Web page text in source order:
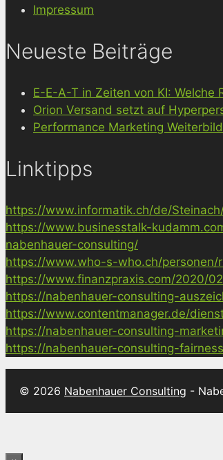
Impressum
Neueste Beiträge
E-E-A-T in Zeiten von KI: Welche
Orion Versand setzt auf
Performance Marketing
Linktipps
https://www.informatik.ch/de/
https://www.businesstalk-
nabenhauer-consulting/
https://www.who-s-who.ch/
https://www.finanzpraxis.com/2020/
https://nabenhauer-consulting-
https://www.contentmanager.de/
https://nabenhauer-consulting-
https://nabenhauer-consulting-
© 2026 Nabenhauer Consulting -